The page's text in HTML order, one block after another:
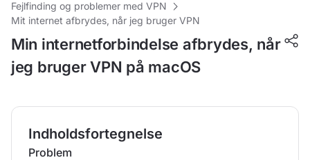
Fejlfinding og problemer med VPN
Mit internet afbrydes, når jeg bruger VPN
Min internetforbindelse afbrydes, når
jeg bruger VPN på macOS
Indholdsfortegnelse
Problem